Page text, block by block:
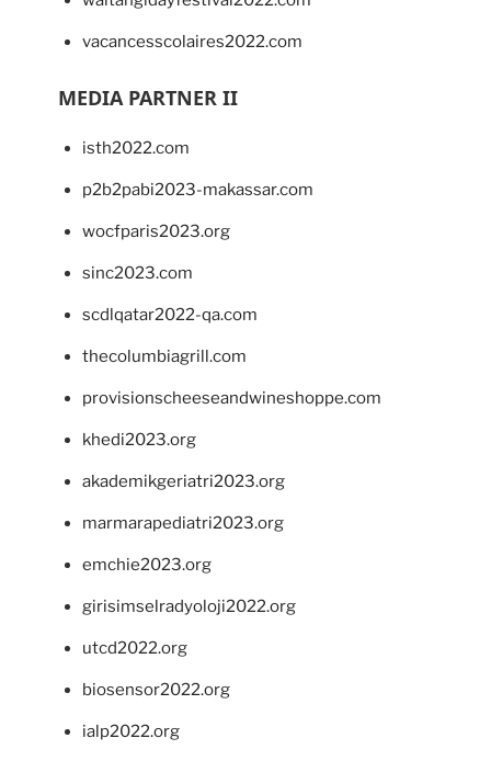
vacancesscolaires2022.com
MEDIA PARTNER II
isth2022.com
p2b2pabi2023-makassar.com
wocfparis2023.org
sinc2023.com
scdlqatar2022-qa.com
thecolumbiagrill.com
provisionscheeseandwineshoppe.com
khedi2023.org
akademikgeriatri2023.org
marmarapediatri2023.org
emchie2023.org
girisimselradyoloji2022.org
utcd2022.org
biosensor2022.org
ialp2022.org